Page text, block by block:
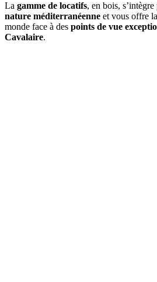
La gamme de locatifs, en bois,
nature méditerranéenne et vous offre
monde face à des points de vue
Cavalaire.